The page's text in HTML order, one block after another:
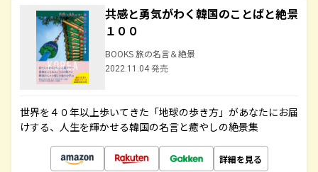
共感と勇気がわく韓国のことばと絶景
１００
BOOKS 旅の名言＆絶景
2022.11.04 発売
世界を４０年以上歩いてきた「地球の歩き方」があなたにお届
けする、人生を輝かせる韓国の名言と癒やしの絶景集
詳細を見る